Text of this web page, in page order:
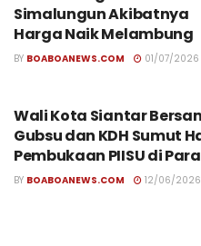
Simalungun Akibatnya
Harga Naik Melambung
BY BOABOANEWS.COM 01/07/2026
Wali Kota Siantar
Gubsu dan KDH Sumut
Pembukaan PIISU di
BY BOABOANEWS.COM 12/06/2026